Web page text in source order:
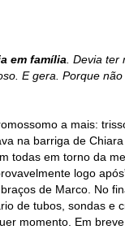
em família . Devia
E gera. Porque
a mais:
na barriga de
todas em torno da
logo
de Marco. No
de tubos, sondas e
momento. Em